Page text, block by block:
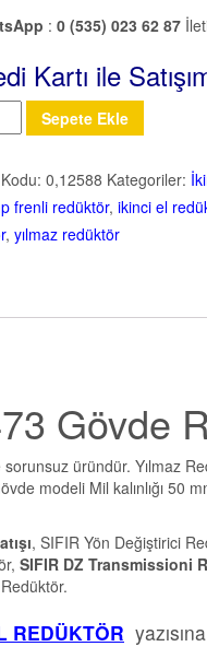
: 0 (535) 023 62 87
Kartı ile
Sepete Ekle
0,12588 Kategoriler:
frenli redüktör, ikinci el
, yılmaz redüktör
Gövde
üründür. Yılmaz
modeli Mil kalınlığı 50
, SIFIR Yön Değiştirici
SIFIR DZ Transmissioni
REDÜKTÖR